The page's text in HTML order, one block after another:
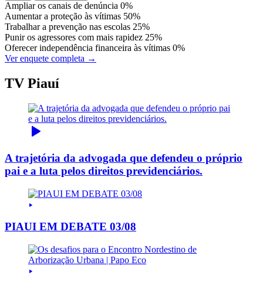
Ampliar os canais de denúncia 0%
Aumentar a proteção às vítimas 50%
Trabalhar a prevenção nas escolas 25%
Punir os agressores com mais rapidez 25%
Oferecer independência financeira às vítimas 0%
Ver enquete completa →
TV Piauí
A trajetória da advogada que defendeu o próprio
pai e a luta pelos direitos previdenciários.
PIAUI EM DEBATE 03/08